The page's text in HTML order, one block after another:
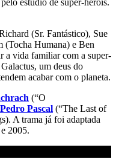
(Sr. Fantástico), Sue
(Tocha Humana) e Ben
a vida familiar com a super-
um deus do
acabar com o planeta.
(“O
Pedro Pascal (“The Last of
A trama já foi adaptada
2005.